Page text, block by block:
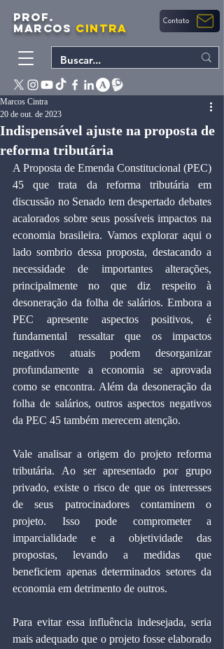
PROF.
MARCOS CINTRA Contato
Indispensável ajuste na proposta de
reforma tributária
Marcos Cintra
20 de out. de 2023
A Proposta de Emenda Constitucional (PEC)
45 que trata da reforma tributária em
discussão no Senado tem despertado debates
acalorados sobre seus possíveis impactos na
economia brasileira. Vamos explorar aqui o
lado sombrio dessa proposta, destacando a
necessidade de importantes alterações,
principalmente no que diz respeito à
desoneração da folha de salários. Embora a
PEC apresente aspectos positivos, é
fundamental ressaltar que os impactos
negativos atuais podem desorganizar
profundamente a economia se aprovada
como se encontra. Além da desoneração da
folha de salários, outros aspectos negativos
da PEC 45 também merecem atenção.
Vale analisar a origem do projeto reforma
tributária. Ao ser apresentado por grupo
privado, existe o risco de que os interesses
de seus patrocinadores contaminem o
projeto. Isso pode comprometer a
imparcialidade e a objetividade das
propostas, levando a medidas que
beneficiem apenas determinados setores da
economia em detrimento de outros.
Para evitar essa influência indesejada, seria
mais adequado que o projeto fosse elaborado